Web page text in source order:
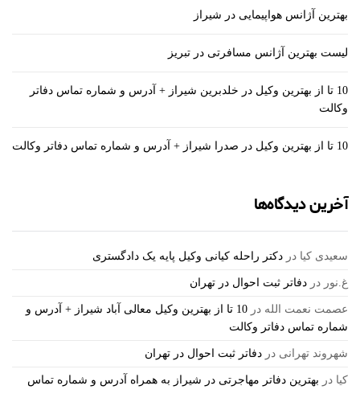
بهترین آژانس هواپیمایی در شیراز
لیست بهترین آژانس مسافرتی در تبریز
10 تا از بهترین وکیل در خلدبرین شیراز + آدرس و شماره تماس دفاتر
وکالت
10 تا از بهترین وکیل در صدرا شیراز + آدرس و شماره تماس دفاتر وکالت
آخرین دیدگاه‌ها
سعیدی کیا در دکتر راحله کیانی وکیل پایه یک دادگستری
غ.نور در دفاتر ثبت احوال در تهران
عصمت نعمت الله در
10 تا از بهترین وکیل معالی آباد شیراز + آدرس و
شماره تماس دفاتر وکالت
شهروند تهرانی در دفاتر ثبت احوال در تهران
کیا در بهترین دفاتر مهاجرتی در شیراز به همراه آدرس و شماره تماس